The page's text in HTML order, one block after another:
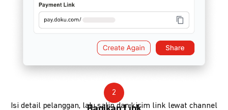
2
Isi detail pelanggan, lalu salin dan kirim link lewat channel